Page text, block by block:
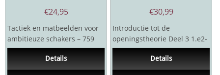
€24,95
Tactiek en matbeelden voor
ambitieuze schakers – 759
Praktische PuzzelsDit
werkboek is een...
Details
€30,99
Introductie tot de
openingstheorie Deel 3 1.e2-
e4 Uitgever: Tirion, 2006 296
Details